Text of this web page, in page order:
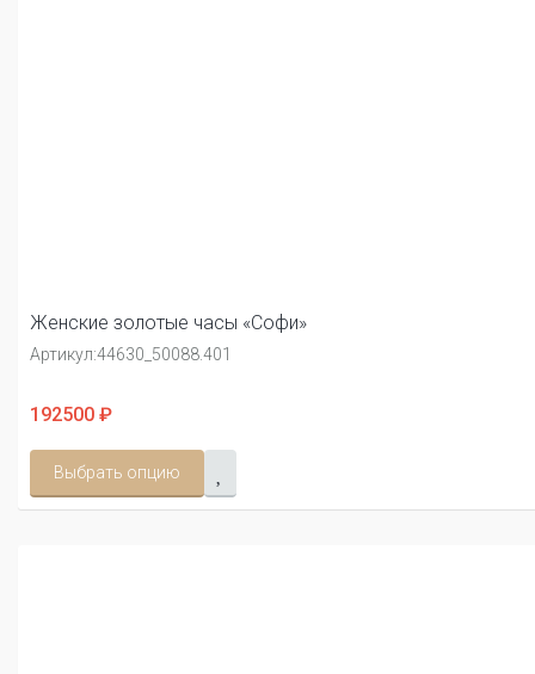
Женские золотые часы «Софи»
Артикул:44630_50088.401
192500 ₽
Выбрать опцию